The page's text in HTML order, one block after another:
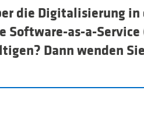
die Digitalisierung
Software-as-a-
Dann wenden